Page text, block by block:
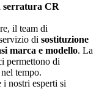
serratura CR
il team di
di sostituzione
marca e modello. La
permettono di
tempo.
i nostri esperti si